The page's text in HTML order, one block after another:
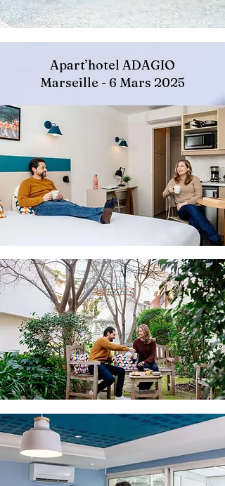
Apart’hotel ADAGIO
Marseille - 6 Mars 2025